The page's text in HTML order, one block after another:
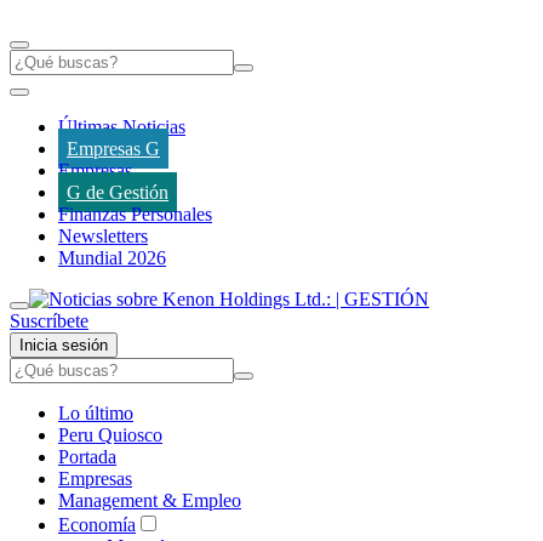
Últimas Noticias
Empresas G
Empresas
G de Gestión
Finanzas Personales
Newsletters
Mundial 2026
Suscríbete
Inicia sesión
Lo último
Peru Quiosco
Portada
Empresas
Management & Empleo
Economía